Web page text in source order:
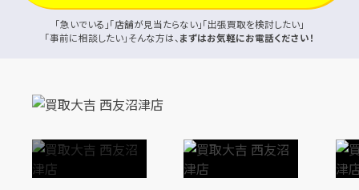
「急いでいる」「店舗が見当たらない」「出張買取を検討したい」
「事前に相談したい」そんな方は、 まずはお気軽にお電話ください！